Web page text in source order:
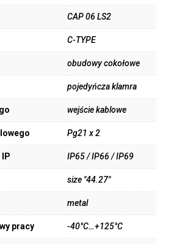
CAP 06 LS2
C-TYPE
obudowy cokołowe
pojedyńcza klamra
wejście kablowe
Pg21 x 2
IP65 / IP66 / IP69
size "44.27"
metal
pracy -40°C…+125°C